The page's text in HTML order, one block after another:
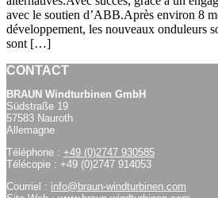
avec le soutien d’ABB.Après environ 8
développement, les nouveaux onduleurs
sont […]
CONTACT
BRAUN Windturbinen GmbH
Südstraße 19
57583 Nauroth
Allemagne
Téléphone : +49 (0)2747 930585
Télécopie : +49 (0)2747 914053
Courriel : info@braun-windturbinen.com